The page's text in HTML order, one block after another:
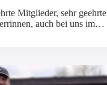
Mitglieder, sehr geehrte
auch bei uns im…